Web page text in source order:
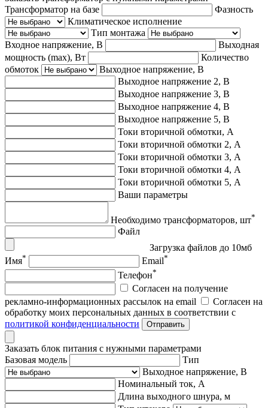
Трансформатор на базе
Фазность
Климатическое исполнение
Тип монтажа
Входное напряжение, В
Выходная
мощность (max), Вт
Количество
обмоток
Выходное напряжение, В
Выходное напряжение 2, В
Выходное напряжение 3, В
Выходное напряжение 4, В
Выходное напряжение 5, В
Токи вторичной обмотки, А
Токи вторичной обмотки 2, А
Токи вторичной обмотки 3, А
Токи вторичной обмотки 4, А
Токи вторичной обмотки 5, А
Ваши параметры
Необходимо трансформаторов, шт*
Файл
Загрузка файлов до 10мб
Имя* Email*
Телефон*
Согласен на получение
рекламно-информационных рассылок на email
Согласен на
обработку моих персональных данных в соответствии с
политикой конфиденциальности
Отправить
Заказать блок питания с нужными параметрами
Базовая модель
Тип
Выходное напряжение, В
Номинальный ток, А
Длина выходного шнура, м